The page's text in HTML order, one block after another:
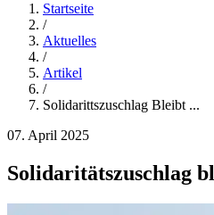
Startseite
/
Aktuelles
/
Artikel
/
Solidarittszuschlag Bleibt ...
07. April 2025
Solidaritätszuschlag